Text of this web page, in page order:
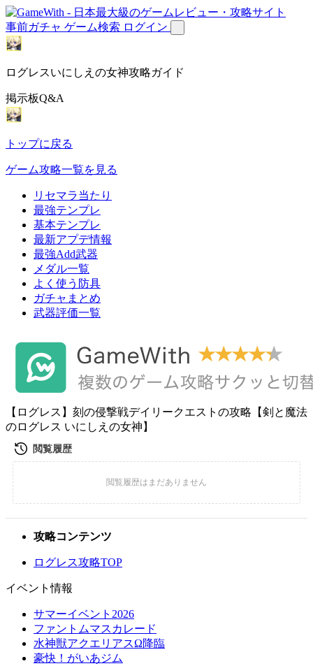
事前ガチャ ゲーム検索 ログイン
ログレスいにしえの女神攻略ガイド
掲示板Q&A
トップに戻る
ゲーム攻略一覧を見る
リセマラ当たり
最強テンプレ
基本テンプレ
最新アプデ情報
最強Add武器
メダル一覧
よく使う防具
ガチャまとめ
武器評価一覧
【ログレス】刻の侵撃戦デイリークエストの攻略【剣と魔法
のログレス いにしえの女神】
攻略コンテンツ
ログレス攻略TOP
イベント情報
サマーイベント2026
ファントムマスカレード
水神獣アクエリアスΩ降臨
豪快！がいあジム